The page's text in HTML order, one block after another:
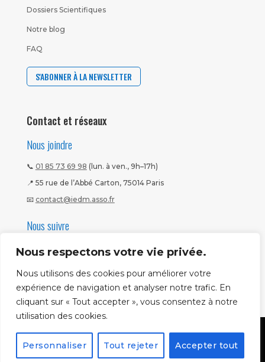
Nous respectons votre vie privée.
Nous utilisons des cookies pour améliorer votre
expérience de navigation et analyser notre trafic. En
cliquant sur « Tout accepter », vous consentez à notre
utilisation des cookies.
Personnaliser Tout rejeter Accepter tout
Dossiers Scientifiques
Notre blog
FAQ
S'ABONNER À LA NEWSLETTER
Contact et réseaux
Nous joindre
📞 01 85 73 69 98 (lun. à ven., 9h–17h)
📍 55 rue de l’Abbé Carton, 75014 Paris
📧 contact@iedm.asso.fr
Nous suivre
Mentions légales |CGV|Politique CNILCopyright ©
2026IEDM. Tous droits réservés